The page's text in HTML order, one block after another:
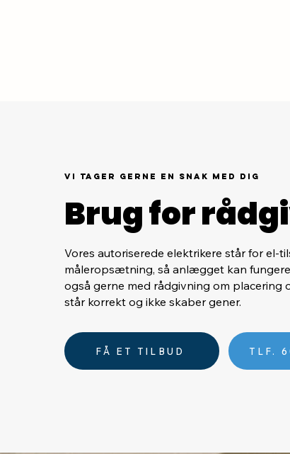
vi tager gerne en snak med dig
Brug for
Vores autoriserede elektrikere står for el-
måleropsætning, så anlægget kan
også gerne med rådgivning om placering
står korrekt og ikke skaber gener.
FÅ ET TILBUD TLF.